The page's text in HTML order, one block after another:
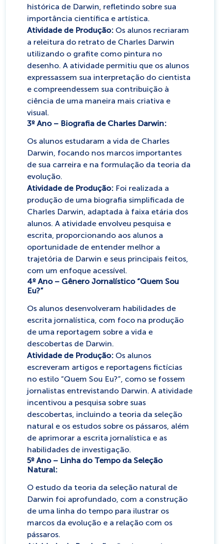
histórica de Darwin, refletindo sobre sua
importância científica e artística.
Atividade de Produção: Os alunos recriaram
a releitura do retrato de Charles Darwin
utilizando o grafite como pintura no
desenho. A atividade permitiu que os alunos
expressassem sua interpretação do cientista
e compreendessem sua contribuição à
ciência de uma maneira mais criativa e
visual.
3º Ano – Biografia de Charles Darwin:
Os alunos estudaram a vida de Charles
Darwin, focando nos marcos importantes
de sua carreira e na formulação da teoria da
evolução.
Atividade de Produção: Foi realizada a
produção de uma biografia simplificada de
Charles Darwin, adaptada à faixa etária dos
alunos. A atividade envolveu pesquisa e
escrita, proporcionando aos alunos a
oportunidade de entender melhor a
trajetória de Darwin e seus principais feitos,
com um enfoque acessível.
4º Ano – Gênero Jornalístico “Quem Sou
Eu?”
Os alunos desenvolveram habilidades de
escrita jornalística, com foco na produção
de uma reportagem sobre a vida e
descobertas de Darwin.
Atividade de Produção: Os alunos
escreveram artigos e reportagens fictícias
no estilo “Quem Sou Eu?”, como se fossem
jornalistas entrevistando Darwin. A atividade
incentivou a pesquisa sobre suas
descobertas, incluindo a teoria da seleção
natural e os estudos sobre os pássaros, além
de aprimorar a escrita jornalística e as
habilidades de investigação.
5º Ano – Linha do Tempo da Seleção
Natural:
O estudo da teoria da seleção natural de
Darwin foi aprofundado, com a construção
de uma linha do tempo para ilustrar os
marcos da evolução e a relação com os
pássaros.